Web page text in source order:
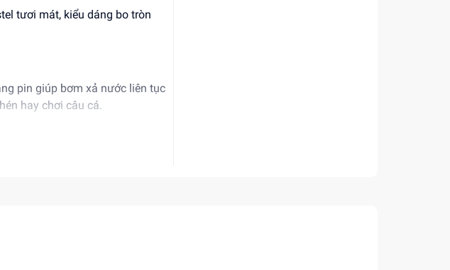
tươi mát, kiểu dáng bo tròn
pin giúp bơm xả nước liên tục
hay chơi câu cá.
cá nhỏ, đi kèm cần câu cá
không góc cạnh sắc nhọn, an